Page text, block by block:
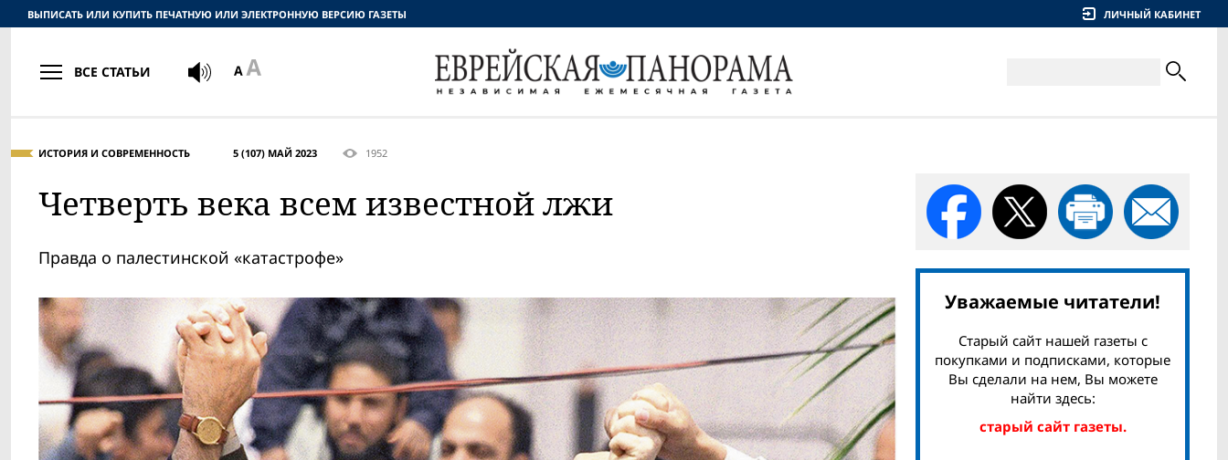
ИСТОРИЯ И СОВРЕМЕННОСТЬ 5 (107) МАЙ 2023 1952
Четверть века всем известной лжи
Правда о палестинской «катастрофе»
Уважаемые читатели!
Старый сайт нашей газеты с
покупками и подписками, которые
Вы сделали на нем, Вы можете
найти здесь:
старый сайт газеты.
ВЫПИСАТЬ ИЛИ КУПИТЬ ПЕЧАТНУЮ ИЛИ ЭЛЕКТРОННУЮ ВЕРСИЮ ГАЗЕТЫ ЛИЧНЫЙ КАБИНЕТ
ВСЕ СТАТЬИ